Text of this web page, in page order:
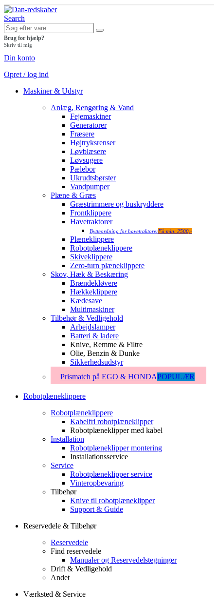
Search
Brug for hjælp?
Skriv til mig
Din konto
Opret / log ind
Maskiner & Udstyr
Anlæg, Rengøring & Vand
Fejemaskiner
Generatorer
Fræsere
Højtryksrenser
Løvblæsere
Løvsugere
Pælebor
Ukrudtsbørster
Vandpumper
Plæne & Græs
Græstrimmere og buskryddere
Frontklippere
Havetraktorer
Bytteordning for havetraktorerFå min. 2500,-
Plæneklippere
Robotplæneklippere
Skiveklippere
Zero-turn plæneklippere
Skov, Hæk & Beskæring
Brændekløvere
Hækkeklippere
Kædesave
Multimaskiner
Tilbehør & Vedligehold
Arbejdslamper
Batteri & ladere
Knive, Remme & Filtre
Olie, Benzin & Dunke
Sikkerhedsudstyr
Prismatch på EGO & HONDAPOPULÆR
Robotplæneklippere
Robotplæneklippere
Kabelfri robotplæneklipper
Robotplæneklipper med kabel
Installation
Robotplæneklipper montering
Installationsservice
Service
Robotplæneklipper service
Vinteropbevaring
Tilbehør
Knive til robotplæneklipper
Support & Guide
Reservedele & Tilbehør
Reservedele
Find reservedele
Manualer og Reservedelstegninger
Drift & Vedligehold
Andet
Værksted & Service